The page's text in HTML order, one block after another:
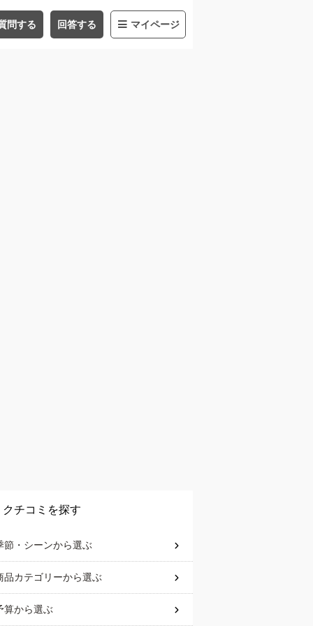
問する 回答する マイページ
クチコミを探す
節・シーンから選ぶ
品カテゴリーから選ぶ
算から選ぶ